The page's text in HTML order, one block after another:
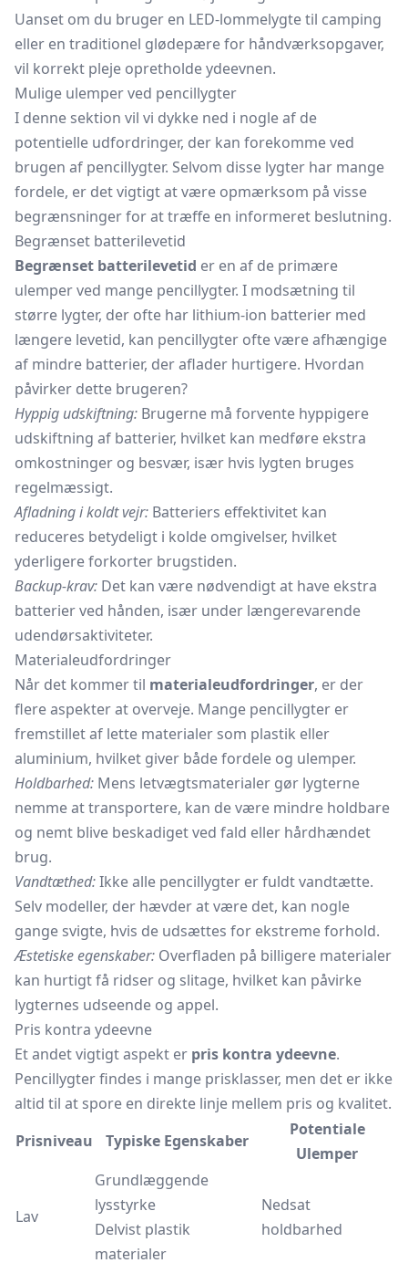
Uanset om du bruger en LED-lommelygte til camping
eller en traditionel glødepære for håndværksopgaver,
vil korrekt pleje opretholde ydeevnen.
Mulige ulemper ved pencillygter
I denne sektion vil vi dykke ned i nogle af de
potentielle udfordringer, der kan forekomme ved
brugen af pencillygter. Selvom disse lygter har mange
fordele, er det vigtigt at være opmærksom på visse
begrænsninger for at træffe en informeret beslutning.
Begrænset batterilevetid
Begrænset batterilevetid er en af de primære
ulemper ved mange pencillygter. I modsætning til
større lygter, der ofte har lithium-ion batterier med
længere levetid, kan pencillygter ofte være afhængige
af mindre batterier, der aflader hurtigere. Hvordan
påvirker dette brugeren?
Hyppig udskiftning: Brugerne må forvente hyppigere
udskiftning af batterier, hvilket kan medføre ekstra
omkostninger og besvær, især hvis lygten bruges
regelmæssigt.
Afladning i koldt vejr: Batteriers effektivitet kan
reduceres betydeligt i kolde omgivelser, hvilket
yderligere forkorter brugstiden.
Backup-krav: Det kan være nødvendigt at have ekstra
batterier ved hånden, især under længerevarende
udendørsaktiviteter.
Materialeudfordringer
Når det kommer til materialeudfordringer, er der
flere aspekter at overveje. Mange pencillygter er
fremstillet af lette materialer som plastik eller
aluminium, hvilket giver både fordele og ulemper.
Holdbarhed: Mens letvægtsmaterialer gør lygterne
nemme at transportere, kan de være mindre holdbare
og nemt blive beskadiget ved fald eller hårdhændet
brug.
Vandtæthed:Ikke alle pencillygter er fuldt vandtætte.
Selv modeller, der hævder at være det, kan nogle
gange svigte, hvis de udsættes for ekstreme forhold.
Æstetiske egenskaber: Overfladen på billigere materialer
kan hurtigt få ridser og slitage, hvilket kan påvirke
lygternes udseende og appel.
Pris kontra ydeevne
Et andet vigtigt aspekt er pris kontra ydeevne.
Pencillygter findes i mange prisklasser, men det er ikke
altid til at spore en direkte linje mellem pris og kvalitet.
Prisniveau
Typiske Egenskaber
Potentiale
Ulemper
Lav
Grundlæggende
lysstyrke
Delvist plastik
materialer
Nedsat
holdbarhed